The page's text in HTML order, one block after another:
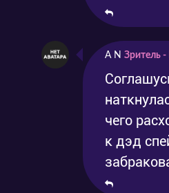
A N Зритель
чего
к дэд